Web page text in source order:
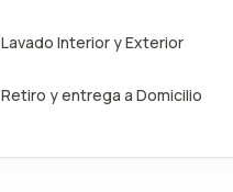
Lavado Interior y Exterior
Retiro y entrega a Domicilio